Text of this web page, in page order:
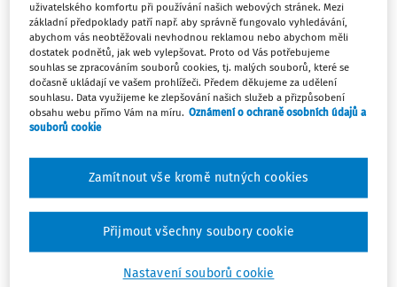
vysvětluje, jak lze tuto situaci překonávat
prostřednictvím cílené spolupráce napříč aktéry a
sektory.
Jedním z klíčových sdělení publikace je, že změny ve
vzdělávání nelze prosadit pouze „shora“. Reálnou podobu
vzdělávací politiky totiž určují každodenní rozhodnutí lidí
ve školách – ředitelů, učitelů i dalších pracovníků. Pokud
neprojeví. „Závazek si nemůžete
uživatelského komfortu při používání našich webových stránek. Mezi
základní předpoklady patří např. aby správně fungovalo vyhledávání,
abychom vás neobtěžovali nevhodnou reklamou nebo abychom měli
dostatek podnětů, jak web vylepšovat. Proto od Vás potřebujeme
souhlas se zpracováním souborů cookies, tj. malých souborů, které se
dočasně ukládají ve vašem prohlížeči. Předem děkujeme za udělení
souhlasu. Data využijeme ke zlepšování našich služeb a přizpůsobení
obsahu webu přímo Vám na míru. Oznámení o ochraně osobních údajů a
souborů cookie
Nastavení souborů cookie
Zamítnout vše kromě nutných cookies
Přijmout všechny soubory cookie